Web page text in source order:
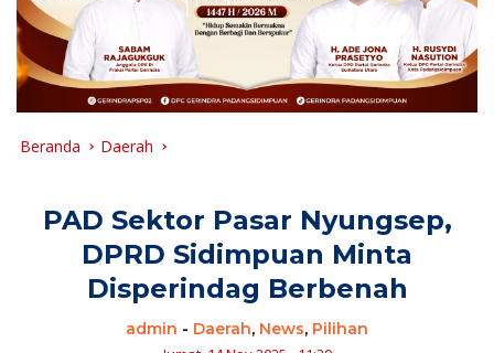
Beranda Daerah
PAD Sektor Pasar Nyungsep,
DPRD Sidimpuan Minta
Disperindag Berbenah
admin - Daerah, News, Pilihan